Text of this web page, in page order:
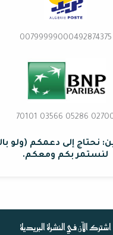
00799999000492874375
02700 70101 03566
نحتاج إلى دعمكم (ولو
لنستمر بكم ومعكم.
اشترك الآن في النشرة البريدية